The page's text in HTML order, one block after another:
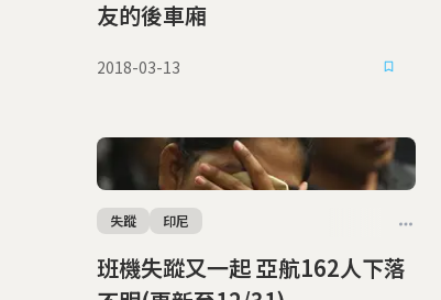
友的後車廂
2018-03-13
班機失蹤又一起 亞航162人下落
失蹤 印尼